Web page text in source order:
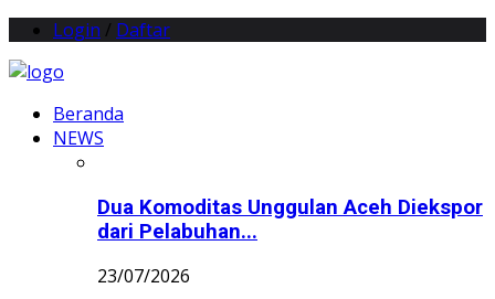
Login / Daftar
Beranda
NEWS
Dua Komoditas Unggulan Aceh Diekspor
dari Pelabuhan...
23/07/2026